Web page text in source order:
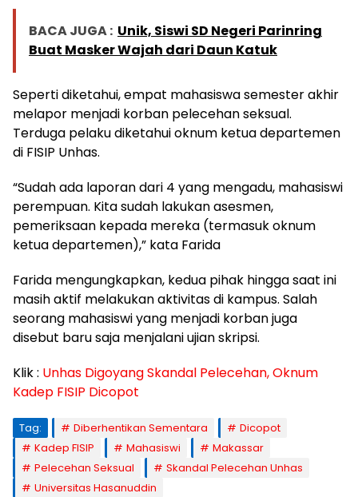
BACA JUGA : Unik, Siswi SD Negeri Parinring
Buat Masker Wajah dari Daun Katuk
Seperti diketahui, empat mahasiswa semester akhir
melapor menjadi korban pelecehan seksual.
Terduga pelaku diketahui oknum ketua departemen
di FISIP Unhas.
“Sudah ada laporan dari 4 yang mengadu, mahasiswi
perempuan. Kita sudah lakukan asesmen,
pemeriksaan kepada mereka (termasuk oknum
ketua departemen),” kata Farida
Farida mengungkapkan, kedua pihak hingga saat ini
masih aktif melakukan aktivitas di kampus. Salah
seorang mahasiswi yang menjadi korban juga
disebut baru saja menjalani ujian skripsi.
Klik : Unhas Digoyang Skandal Pelecehan, Oknum
Kadep FISIP Dicopot
Tag: Diberhentikan Sementara
Dicopot
Kadep FISIP
Mahasiswi
Makassar
Pelecehan Seksual
Skandal Pelecehan Unhas
Universitas Hasanuddin